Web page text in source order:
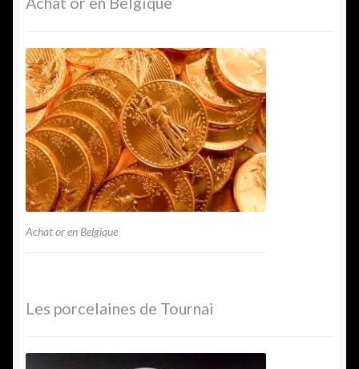
Achat or en Belgique
Les porcelaines de Tournai